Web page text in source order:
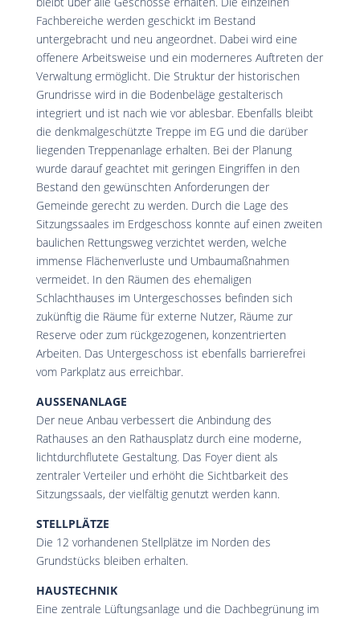
Fachbereiche werden geschickt im Bestand
untergebracht und neu angeordnet. Dabei wird eine
offenere Arbeitsweise und ein moderneres Auftreten der
Verwaltung ermöglicht. Die Struktur der historischen
Grundrisse wird in die Bodenbeläge gestalterisch
integriert und ist nach wie vor ablesbar. Ebenfalls bleibt
die denkmalgeschützte Treppe im EG und die darüber
liegenden Treppenanlage erhalten. Bei der Planung
wurde darauf geachtet mit geringen Eingriffen in den
Bestand den gewünschten Anforderungen der
Gemeinde gerecht zu werden. Durch die Lage des
Sitzungssaales im Erdgeschoss konnte auf einen zweiten
baulichen Rettungsweg verzichtet werden, welche
immense Flächenverluste und Umbaumaßnahmen
vermeidet. In den Räumen des ehemaligen
Schlachthauses im Untergeschosses befinden sich
zukünftig die Räume für externe Nutzer, Räume zur
Reserve oder zum rückgezogenen, konzentrierten
Arbeiten. Das Untergeschoss ist ebenfalls barrierefrei
vom Parkplatz aus erreichbar.
AUSSENANLAGE
Der neue Anbau verbessert die Anbindung des
Rathauses an den Rathausplatz durch eine moderne,
lichtdurchflutete Gestaltung. Das Foyer dient als
zentraler Verteiler und erhöht die Sichtbarkeit des
Sitzungssaals, der vielfältig genutzt werden kann.
STELLPLÄTZE
Die 12 vorhandenen Stellplätze im Norden des
Grundstücks bleiben erhalten.
HAUSTECHNIK
Eine zentrale Lüftungsanlage und die Dachbegrünung im